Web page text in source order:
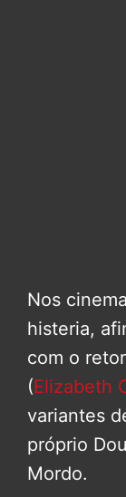
Nos
histeria,
com o
(Elizabeth
variantes
próprio
Mordo.